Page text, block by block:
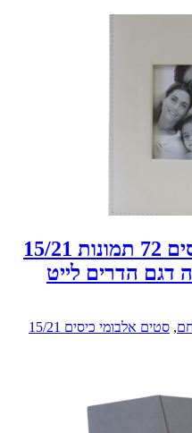
12 יחידות אלבום כיסים 72 תמונות 15/21
דגם הדרים לייט
, סטים אלבומי כיסים 15/21